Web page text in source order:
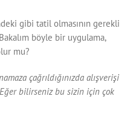
gibi tatil olmasının gerekli
böyle bir uygulama,
mu?
çağrıldığınızda alışverişi
bilirseniz bu sizin için çok